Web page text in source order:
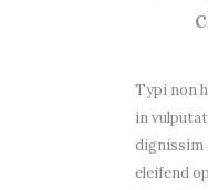
Typi non
in
dignissim
eleifend